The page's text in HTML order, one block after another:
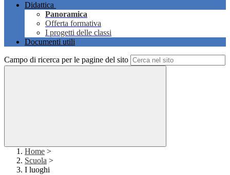
Didattica
Panoramica
Offerta formativa
I progetti delle classi
Documenti utili
Campo di ricerca per le pagine del sito
Home >
Scuola >
I luoghi